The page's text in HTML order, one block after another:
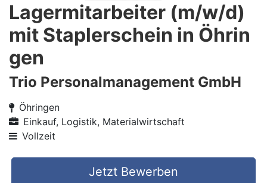
Lagermitarbeiter (m/w/d)
mit Staplerschein in Öhrin
gen
Trio Personalmanagement GmbH
Öhringen
Einkauf, Logistik, Materialwirtschaft
Vollzeit
Jetzt Bewerben